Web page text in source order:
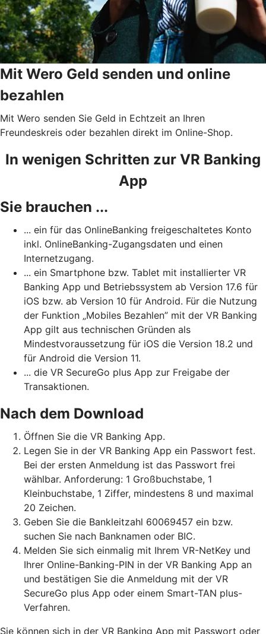
Mit Wero Geld senden und online
bezahlen
Mit Wero senden Sie Geld in Echtzeit an Ihren
Freundeskreis oder bezahlen direkt im Online-Shop.
In wenigen Schritten zur VR Banking
App
Sie brauchen ...
... ein für das OnlineBanking freigeschaltetes Konto
inkl. OnlineBanking-Zugangsdaten und einen
Internetzugang.
... ein Smartphone bzw. Tablet mit installierter VR
Banking App und Betriebssystem ab Version 17.6 für
iOS bzw. ab Version 10 für Android. Für die Nutzung
der Funktion „Mobiles Bezahlen” mit der VR Banking
App gilt aus technischen Gründen als
Mindestvoraussetzung für iOS die Version 18.2 und
für Android die Version 11.
... die VR SecureGo plus App zur Freigabe der
Transaktionen.
Nach dem Download
Öffnen Sie die VR Banking App.
Legen Sie in der VR Banking App ein Passwort fest.
Bei der ersten Anmeldung ist das Passwort frei
wählbar. Anforderung: 1 Großbuchstabe, 1
Kleinbuchstabe, 1 Ziffer, mindestens 8 und maximal
20 Zeichen.
Geben Sie die Bankleitzahl 60069457 ein bzw.
suchen Sie nach Banknamen oder BIC.
Melden Sie sich einmalig mit Ihrem VR-NetKey und
Ihrer Online-Banking-PIN in der VR Banking App an
und bestätigen Sie die Anmeldung mit der VR
SecureGo plus App oder einem Smart-TAN plus-
Verfahren.
Sie können sich in der VR Banking App mit Passwort oder